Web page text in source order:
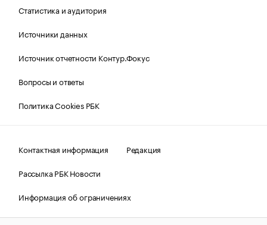
Статистика и аудитория
Источники данных
Источник отчетности Контур.Фокус
Вопросы и ответы
Политика Cookies РБК
Контактная информация
Редакция
Рассылка РБК Новости
Информация об ограничениях
Правовая информация
О соблюдении авторских прав